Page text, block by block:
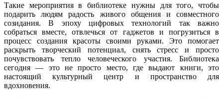
Такие мероприятия в библиотеке нужны для того, чтобы
подарить людям радость живого общения и совместного
созидания. В эпоху цифровых технологий так важно
собраться вместе, отвлечься от гаджетов и погрузиться в
процесс создания красоты своими руками. Это помогает
раскрыть творческий потенциал, снять стресс и просто
почувствовать тепло человеческого участия. Библиотека
сегодня — это не просто место, где выдают книги, это
настоящий культурный центр и пространство для
вдохновения.